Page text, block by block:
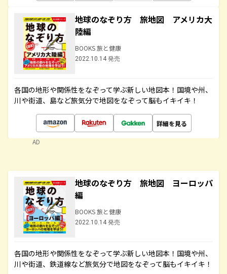
地球のなぞり方 旅地図 アメリカ大
陸編
BOOKS 旅と健康
2022.10.14 発売
各国の地形や関係性をなぞって学ぶ新しい地図本！国境や州、
川や街道、島など旅気分で地図をなぞって脳もイキイキ！
詳細を見る
AD
地球のなぞり方 旅地図 ヨーロッパ
編
BOOKS 旅と健康
2022.10.14 発売
各国の地形や関係性をなぞって学ぶ新しい地図本！国境や州、
川や街道、鉄道線など旅気分で地図をなぞって脳もイキイキ！